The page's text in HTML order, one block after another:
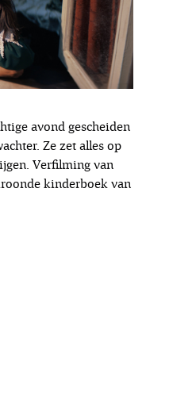
avond gescheiden
Ze zet alles op
Verfilming van
kinderboek van